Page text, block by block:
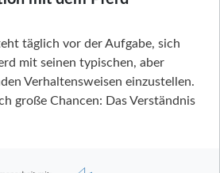
täglich vor der Aufgabe, sich
mit seinen typischen, aber
Verhaltensweisen einzustellen.
große Chancen: Das Verständnis